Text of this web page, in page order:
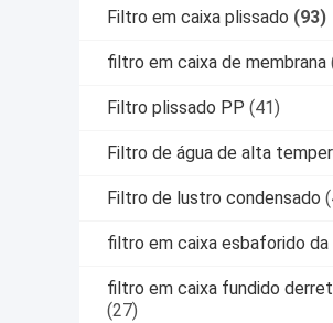
Filtro em caixa plissado (93)
filtro em caixa de membrana
Filtro plissado PP (41)
Filtro de água de alta
Filtro de lustro condensado
filtro em caixa esbaforido da
filtro em caixa fundido
(27)